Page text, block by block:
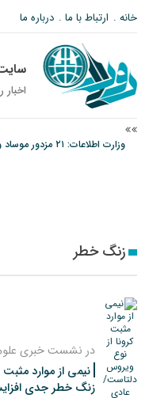
خانه ارتباط با ما درباره ما
وزارت اطلاعات: ۲۱ مزدور موساد و ۴ شرور مسلح در کرمان بازداشت شدند
دادستان رفسنجان: رفع مشکلات
زنگ خطر
در نشست خبری
نیمی از موارد
زنگ خطر جدی